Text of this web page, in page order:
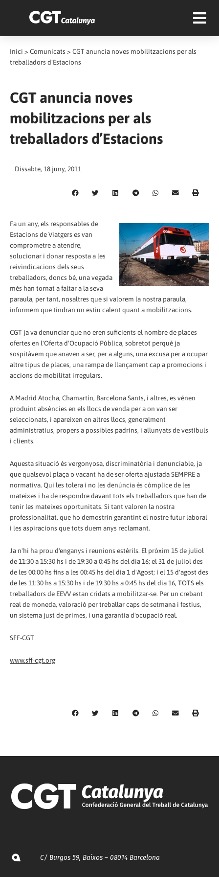
Inici > Comunicats > CGT anuncia noves mobilitzacions per als
treballadors d’Estacions
CGT anuncia noves
mobilitzacions per als
treballadors d’Estacions
Dissabte, 18 juny, 2011
Fa un any, els responsables de
Estacions de Viatgers es van
comprometre a atendre,
solucionar i donar resposta a les
reivindicacions dels seus
treballadors, doncs bé, una vegada
més han tornat a faltar a la seva
paraula, per tant, nosaltres que si valorem la nostra paraula,
informem que tindran un estiu calent quant a mobilitzacions.
CGT ja va denunciar que no eren suficients el nombre de places
ofertes en l'Oferta d'Ocupació Pública, sobretot perquè ja
sospitàvem que anaven a ser, per a alguns, una excusa per a ocupar
altre tipus de places, una rampa de llançament cap a promocions i
accions de mobilitat irregulars.
A Madrid Atocha, Chamartín, Barcelona Sants, i altres, es vénen
produint absències en els llocs de venda per a on van ser
seleccionats, i apareixen en altres llocs, generalment
administratius, propers a possibles padrins, i allunyats de vestíbuls
i clients.
Aquesta situació és vergonyosa, discriminatòria i denunciable, ja
que qualsevol plaça o vacant ha de ser oferta ajustada SEMPRE a
normativa. Qui les tolera i no les denúncia és còmplice de les
mateixes i ha de respondre davant tots els treballadors que han de
tenir les mateixes oportunitats. Si tant valoren la nostra
professionalitat, que ho demostrin garantint el nostre futur laboral
i les aspiracions que tots duem anys reclamant.
Ja n'hi ha prou d'enganys i reunions estèrils. El pròxim 15 de juliol
de 11:30 a 15:30 hs i de 19:30 a 0:45 hs del dia 16; el 31 de juliol des
de les 00:00 hs fins a les 00:45 hs del dia 1 d'Agost; i el 15 d'agost des
de les 11:30 hs a 15:30 hs i de 19:30 hs a 0:45 hs del dia 16, TOTS els
treballadors de EEVV estan cridats a mobilitzar-se. Per un crebant
real de moneda, valoració per treballar caps de setmana i festius,
un sistema just de primes, i una garantia d'ocupació real.
SFF-CGT
www.sff-cgt.org
C/ Burgos 59, Baixos – 08014 Barcelona